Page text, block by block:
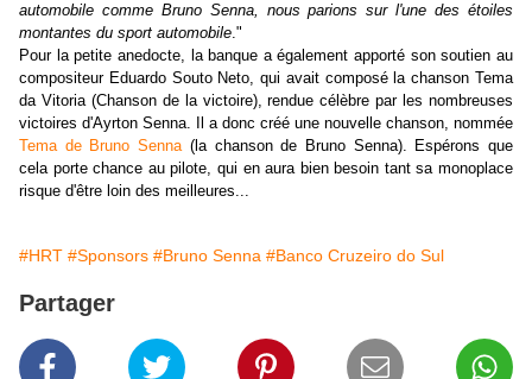
automobile comme Bruno Senna, nous parions sur l'une des étoiles
montantes du sport automobile."
Pour la petite anedocte, la banque a également apporté son soutien au
compositeur Eduardo Souto Neto, qui avait composé la chanson Tema
da Vitoria (Chanson de la victoire), rendue célèbre par les nombreuses
victoires d'Ayrton Senna. Il a donc créé une nouvelle chanson, nommée
Tema de Bruno Senna(la chanson de Bruno Senna). Espérons que
cela porte chance au pilote, qui en aura bien besoin tant sa monoplace
risque d'être loin des meilleures...
#HRT #Sponsors #Bruno Senna #Banco Cruzeiro do Sul
Partager